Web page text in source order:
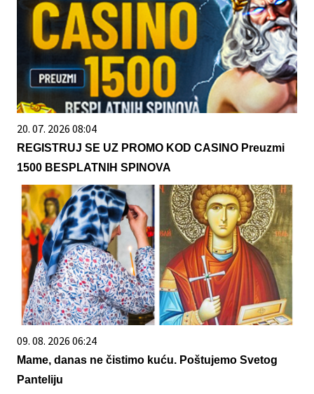
20. 07. 2026 08:04
REGISTRUJ SE UZ PROMO KOD CASINO Preuzmi
1500 BESPLATNIH SPINOVA
09. 08. 2026 06:24
Mame, danas ne čistimo kuću. Poštujemo Svetog
Panteliju